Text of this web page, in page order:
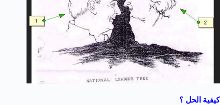
كيفية الحل ؟